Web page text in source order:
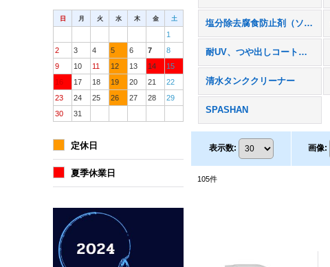
日 月 火 水 木 金 土
1
2
3 4 5 6 7
8
9
10 11 12 13 14
15
16
17 18 19 20 21
22
23
24 25 26 27 28
29
30
31
定休日
夏季休業日
塩分除去腐食防止剤（ソルトオフ）
耐UV、つや出しコート・ワックス
清水タンククリーナー
SPASHAN
表示数: 画像:
105件